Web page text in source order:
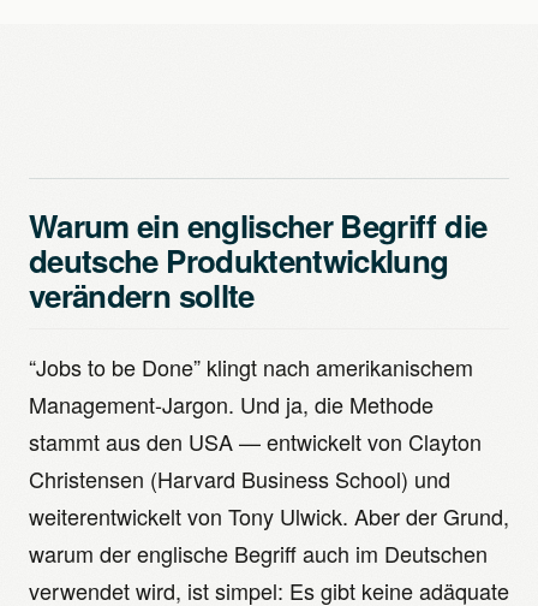
Warum ein englischer Begriff die
deutsche Produktentwicklung
verändern sollte
“Jobs to be Done” klingt nach amerikanischem
Management-Jargon. Und ja, die Methode
stammt aus den USA — entwickelt von Clayton
Christensen (Harvard Business School) und
weiterentwickelt von Tony Ulwick. Aber der Grund,
warum der englische Begriff auch im Deutschen
verwendet wird, ist simpel: Es gibt keine adäquate